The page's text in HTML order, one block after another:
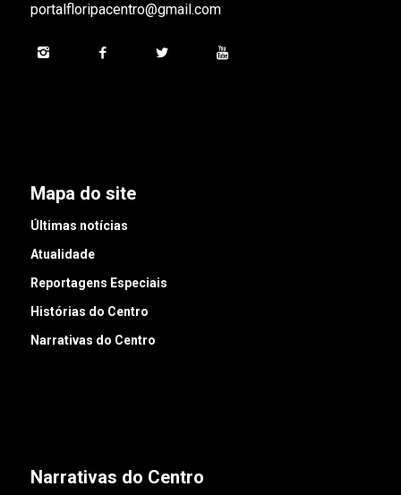
portalfloripacentro@gmail.com
Mapa do site
Últimas notícias
Atualidade
Reportagens Especiais
Histórias do Centro
Narrativas do Centro
Narrativas do Centro